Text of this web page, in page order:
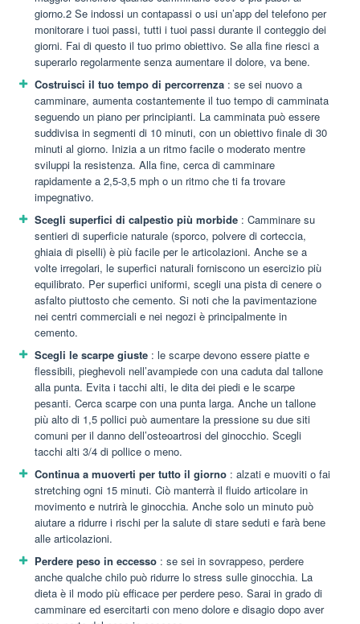
giorno.2 Se indossi un contapassi o usi un’app del telefono per
monitorare i tuoi passi, tutti i tuoi passi durante il conteggio dei
giorni. Fai di questo il tuo primo obiettivo. Se alla fine riesci a
superarlo regolarmente senza aumentare il dolore, va bene.
Costruisci il tuo tempo di percorrenza : se sei nuovo a
camminare, aumenta costantemente il tuo tempo di camminata
seguendo un piano per principianti. La camminata può essere
suddivisa in segmenti di 10 minuti, con un obiettivo finale di 30
minuti al giorno. Inizia a un ritmo facile o moderato mentre
sviluppi la resistenza. Alla fine, cerca di camminare
rapidamente a 2,5-3,5 mph o un ritmo che ti fa trovare
impegnativo.
Scegli superfici di calpestio più morbide : Camminare su
sentieri di superficie naturale (sporco, polvere di corteccia,
ghiaia di piselli) è più facile per le articolazioni. Anche se a
volte irregolari, le superfici naturali forniscono un esercizio più
equilibrato. Per superfici uniformi, scegli una pista di cenere o
asfalto piuttosto che cemento. Si noti che la pavimentazione
nei centri commerciali e nei negozi è principalmente in
cemento.
Scegli le scarpe giuste : le scarpe devono essere piatte e
flessibili, pieghevoli nell’avampiede con una caduta dal tallone
alla punta. Evita i tacchi alti, le dita dei piedi e le scarpe
pesanti. Cerca scarpe con una punta larga. Anche un tallone
più alto di 1,5 pollici può aumentare la pressione su due siti
comuni per il danno dell’osteoartrosi del ginocchio. Scegli
tacchi alti 3/4 di pollice o meno.
Continua a muoverti per tutto il giorno : alzati e muoviti o fai
stretching ogni 15 minuti. Ciò manterrà il fluido articolare in
movimento e nutrirà le ginocchia. Anche solo un minuto può
aiutare a ridurre i rischi per la salute di stare seduti e farà bene
alle articolazioni.
Perdere peso in eccesso : se sei in sovrappeso, perdere
anche qualche chilo può ridurre lo stress sulle ginocchia. La
dieta è il modo più efficace per perdere peso. Sarai in grado di
camminare ed esercitarti con meno dolore e disagio dopo aver